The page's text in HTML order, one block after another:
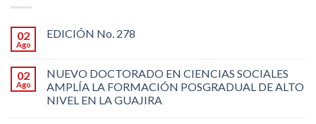
02
Ago
EDICIÓN No. 278
02
Ago
NUEVO DOCTORADO EN CIENCIAS SOCIALES
AMPLÍA LA FORMACIÓN POSGRADUAL DE ALTO
NIVEL EN LA GUAJIRA